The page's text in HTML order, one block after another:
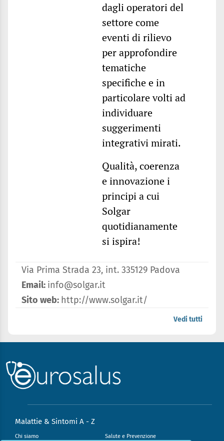
dagli operatori del
settore come
eventi di rilievo
per approfondire
tematiche
specifiche e in
particolare volti ad
individuare
suggerimenti
integrativi mirati.
Qualità, coerenza
e innovazione i
principi a cui
Solgar
quotidianamente
si ispira!
Via Prima Strada 23, int. 335129 Padova
Email: info@solgar.it
Sito web: http://www.solgar.it/
Vedi tutti
Malattie & Sintomi A - Z
Chi siamo Salute e Prevenzione